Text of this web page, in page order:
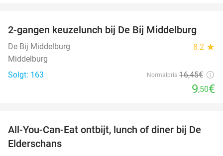
42%
2-gangen keuzelunch bij De Bij Middelburg
De Bij Middelburg 8.2 star
Middelburg
Solgt: 163
Normalpris 16,45€
9,50€
34%
All-You-Can-Eat ontbijt, lunch of diner bij De
Elderschans